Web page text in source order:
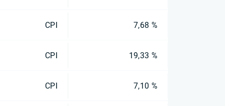
CPI 7,68 %
CPI 19,33 %
CPI 7,10 %